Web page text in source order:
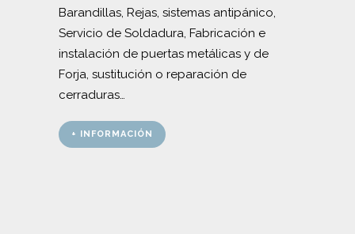
Barandillas, Rejas, sistemas antipánico,
Servicio de Soldadura, Fabricación e
instalación de puertas metálicas y de
Forja, sustitución o reparación de
cerraduras…
+ INFORMACIÓN